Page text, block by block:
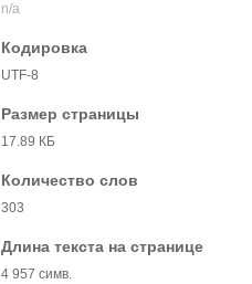
n/a
Кодировка
UTF-8
Размер страницы
17.89 КБ
Количество слов
303
Длина текста на странице
4 957 симв.